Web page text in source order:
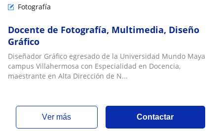
Fotografía
Docente de Fotografía, Multimedia, Diseño
Gráfico
Diseñador Gráfico egresado de la Universidad Mundo Maya
campus Villahermosa con Especialidad en Docencia,
maestrante en Alta Dirección de N...
ver más Contactar